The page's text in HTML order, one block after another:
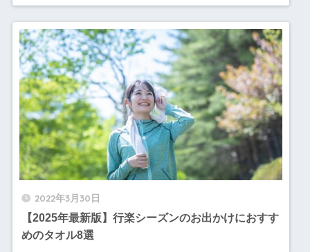
2022年3月30日
【2025年最新版】行楽シーズンのお出かけにおすす
めのタオル8選